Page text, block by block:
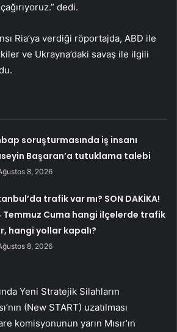
dedi.
Ria’ya verdiği röportajda, ABD ile
ve Ukrayna’daki savaş ile ilgili
soruşturmasında iş insanı
Başaran’a tutuklama talebi
8, 2026
trafik var mı? SON DAKİKA!
Temmuz Cuma hangi ilçelerde trafik
hangi yollar kapalı?
8, 2026
Yeni Stratejik Silahların
(New START) uzatılması
komisyonunun yarın Mısır’ın